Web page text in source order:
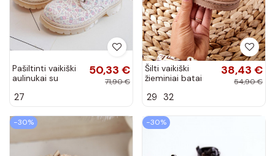
Pašiltinti vaikiški
aulinukai su
smėlio spalvos
50,33 €
71,90 €
27
Šilti vaikiški
žieminiai batai
Gooby
38,43 €
54,90 €
29 32
−30% −30%